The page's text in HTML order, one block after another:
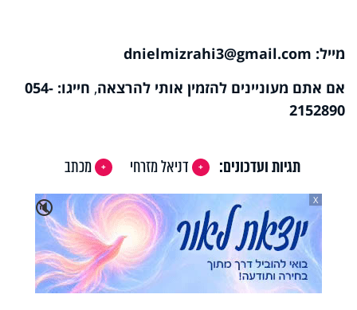
מייל: dnielmizrahi3@gmail.com
אם אתם מעוניינים להזמין אותי להרצאה, חייגו: 054-
2152890
תגיות ועדכונים: דניאל מזרחי
מכתב
🔇
X